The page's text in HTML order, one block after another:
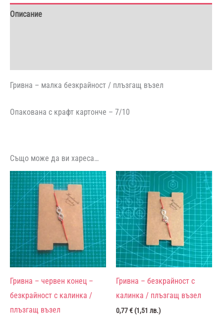
Описание
Гривна – малка безкрайност / плъзгащ възел
Опакована с крафт картонче – 7/10
Също може да ви хареса…
Гривна – червен конец –
безкрайност с калинка /
плъзгащ възел
Гривна – безкрайност с
калинка / плъзгащ възел
0,77€ (1,51 лв.)